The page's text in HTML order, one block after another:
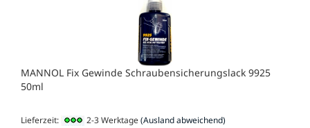
MANNOL Fix Gewinde Schraubensicherungslack 9925
50ml
Lieferzeit: 2-3 Werktage(Ausland abweichend)